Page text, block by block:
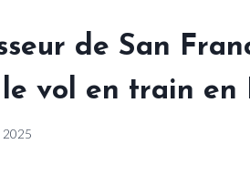
de San
vol en train en
2025